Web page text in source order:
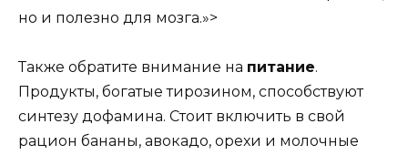
но и полезно для мозга.»>
Также обратите внимание на питание.
Продукты, богатые тирозином, способствуют
синтезу дофамина. Стоит включить в свой
рацион бананы, авокадо, орехи и молочные